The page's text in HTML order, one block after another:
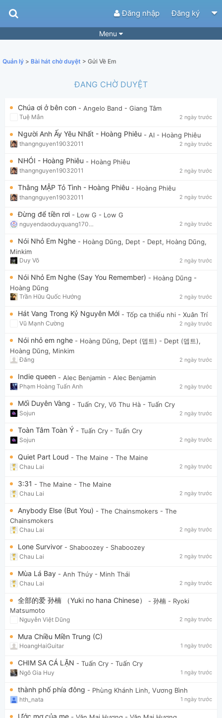
Đăng nhập Đăng ký
Menu
Tìm theo hợp âm Tải ứng dụng
Yêu cầu hợp âm
Khóa học
Tắt quảng cáo
Quản lý > Bài hát chờ duyệt > Gửi Về Em
ĐANG CHỜ DUYỆT
Chúa ơi ở bên con - Angelo Band - Giang Tâm
Tuệ Mẫn 2 ngày trước
Người Anh Ấy Yêu Nhất - Hoàng Phiêu - AI - Hoàng Phiêu
thangnguyen19032011 2 ngày trước
NHÓI - Hoàng Phiêu - Hoàng Phiêu
thangnguyen19032011 2 ngày trước
Thằng MẬP Tỏ Tình - Hoàng Phiêu - Hoàng Phiêu
thangnguyen19032011 2 ngày trước
Đừng để tiền rơi - Low G - Low G
nguyendaoduyquang17021 2 ngày trước
Nói Nhỏ Em Nghe - Hoàng Dũng, Dept - Dept, Hoàng Dũng,
Minkim
Duy Võ 2 ngày trước
Nói Nhỏ Em Nghe (Say You Remember) - Hoàng Dũng -
Hoàng Dũng
Trần Hữu Quốc Hướng 2 ngày trước
Hát Vang Trong Kỷ Nguyên Mới - Tốp ca thiếu nhi - Xuân Trí
Vũ Mạnh Cường 2 ngày trước
Nói nhỏ em nghe - Hoàng Dũng, Dept (뎁트) - Dept (뎁트),
Hoàng Dũng, Minkim
Đăng 2 ngày trước
Indie queen - Alec Benjamin - Alec Benjamin
Phạm Hoàng Tuấn Anh 2 ngày trước
Mối Duyên Vàng - Tuấn Cry, Võ Thu Hà - Tuấn Cry
Sojun 2 ngày trước
Toàn Tâm Toàn Ý - Tuấn Cry - Tuấn Cry
Sojun 2 ngày trước
Quiet Part Loud - The Maine - The Maine
Chau Lai 2 ngày trước
3:31 - The Maine - The Maine
Chau Lai 2 ngày trước
Anybody Else (But You) - The Chainsmokers - The
Chainsmokers
Chau Lai 2 ngày trước
Lone Survivor - Shaboozey - Shaboozey
Chau Lai 2 ngày trước
Mùa Lá Bay - Anh Thúy - Minh Thái
Chau Lai 2 ngày trước
全部的爱 孙楠 （Yuki no hana Chinese） - 孙楠 - Ryoki
Matsumoto
Nguyễn Việt Dũng 2 ngày trước
Mưa Chiều Miền Trung (C)
HoangHaiGuitar 1 ngày trước
CHIM SA CÁ LẶN - Tuấn Cry - Tuấn Cry
Ngô Gia Huy 1 ngày trước
thành phố phía đông - Phùng Khánh Linh, Vương Bình
hth_nata 1 ngày trước
Ước mơ của mẹ